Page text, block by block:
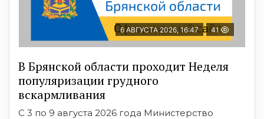
6 АВГУСТА 2026, 16:47 41
В Брянской области проходит Неделя
популяризации грудного
вскармливания
С 3 по 9 августа 2026 года Министерство